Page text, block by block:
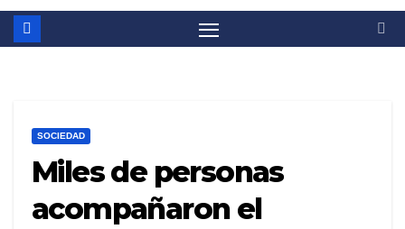
SOCIEDAD
Miles de personas
acompañaron el